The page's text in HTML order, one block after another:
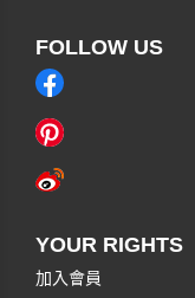
FOLLOW US
YOUR RIGHTS
加入會員